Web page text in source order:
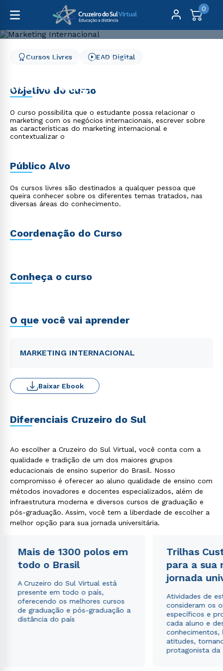
0
Cursos Livres
Gestão e Negócios
Marketing Internacional
Cursos Livres EAD Digital
Objetivo do curso
O curso possibilita que o estudante possa relacionar o
marketing com os negócios internacionais, escrever sobre
as características do marketing internacional e
contextualizar o
Público Alvo
Os cursos livres são destinados a qualquer pessoa que
queira conhecer sobre os diferentes temas tratados, nas
diversas áreas do conhecimento.
Coordenação do Curso
Conheça o curso
O que você vai aprender
MARKETING INTERNACIONAL
Baixar Ebook
Diferenciais Cruzeiro do Sul
Ao escolher a Cruzeiro do Sul Virtual, você conta com a
qualidade e tradição de um dos maiores grupos
educacionais de ensino superior do Brasil. Nosso
compromisso é oferecer ao aluno qualidade de ensino com
métodos inovadores e docentes especializados, além de
infraestrutura moderna e diversos cursos de graduação e
pós-graduação. Assim, você tem a liberdade de escolher a
melhor opção para sua jornada universitária.
Mais de 1300 polos em
todo o Brasil
A Cruzeiro do Sul Virtual está
presente em todo o país,
oferecendo os melhores cursos
de graduação e pós-graduação a
distância do país
Trilhas
para a sua
jornada
Atividades de
consideram os
específicos e
cada aluno e
conhecimentos,
atitudes,
protagonista da